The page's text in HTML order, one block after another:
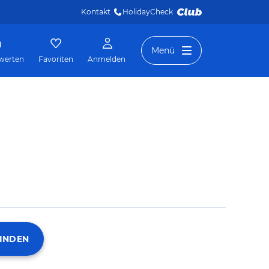
Kontakt HolidayCheck
Favoriten Anmelden
Menü